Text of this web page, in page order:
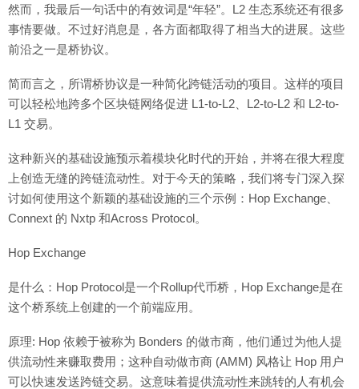
然而，我最后一句话中的有效词是“年轻”。L2 生态系统还有很多
事情要做。不过好消息是，各方面都取得了相当大的进展。这些
前沿之一是桥协议。
简而言之，所谓桥协议是一种简化跨链活动的项目。这样的项目
可以轻松地跨多个区块链网络促进 L1-to-L2、L2-to-L2 和 L2-to-
L1 交易。
这种新兴的基础设施预示着模块化时代的开始，并将在很大程度
上创造无缝的跨链流动性。对于今天的策略，我们将专门深入探
讨如何使用这个新颖的基础设施的三个示例：Hop Exchange、
Connext 的 Nxtp 和Across Protocol。
Hop Exchange
是什么：Hop Protocol是一个Rollup代币桥，Hop Exchange是在
这个桥系统上创建的一个前端应用。
原理: Hop 依赖于被称为 Bonders 的做市商，他们通过为他人提
供流动性来赚取费用；这种自动做市商 (AMM) 风格让 Hop 用户
可以快速发送跨链交易。这意味着提供流动性来跳转的人有机会